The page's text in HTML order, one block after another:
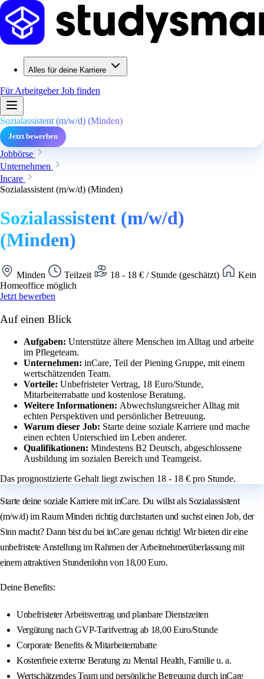
Alles für deine Karriere
Für ArbeitgeberJob finden
Sozialassistent (m/w/d) (Minden)
Jetzt bewerben
Jobbörse
Unternehmen
Incare
Sozialassistent (m/w/d) (Minden)
Sozialassistent (m/w/d)
(Minden)
Minden Teilzeit 18 - 18 € / Stunde (geschätzt)
Kein
Homeoffice möglich
Jetzt bewerben
Auf einen Blick
Aufgaben: Unterstütze ältere Menschen im Alltag und arbeite
im Pflegeteam.
Unternehmen: inCare, Teil der Piening Gruppe, mit einem
wertschätzenden Team.
Vorteile: Unbefristeter Vertrag, 18 Euro/Stunde,
Mitarbeiterrabatte und kostenlose Beratung.
Weitere Informationen: Abwechslungsreicher Alltag mit
echten Perspektiven und persönlicher Betreuung.
Warum dieser Job: Starte deine soziale Karriere und mache
einen echten Unterschied im Leben anderer.
Qualifikationen: Mindestens B2 Deutsch, abgeschlossene
Ausbildung im sozialen Bereich und Teamgeist.
Das prognostizierte Gehalt liegt zwischen 18 - 18 € pro Stunde.
Starte deine soziale Karriere mit inCare. Du willst als Sozialassistent
(m/w/d) im Raum Minden richtig durchstarten und suchst einen Job, der
Sinn macht? Dann bist du bei inCare genau richtig! Wir bieten dir eine
unbefristete Anstellung im Rahmen der Arbeitnehmerüberlassung mit
einem attraktiven Stundenlohn von 18,00 Euro.
Deine Benefits:
Unbefristeter Arbeitsvertrag und planbare Dienstzeiten
Vergütung nach GVP-Tarifvertrag ab 18,00 Euro/Stunde
Corporate Benefits & Mitarbeiterrabatte
Kostenfreie externe Beratung zu Mental Health, Familie u. a.
Wertschätzendes Team und persönliche Betreuung durch inCare